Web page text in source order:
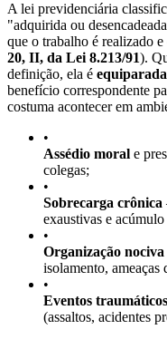
A lei previdenciária
"adquirida ou
que o trabalho é realizado
20, II, da Lei 8.213/91).
definição, ela é
benefício correspondente
costuma acontecer em
•
Assédio moral e
colegas;
•
Sobrecarga crônica
exaustivas e
•
Organização
isolamento, ameaças
•
Eventos traumáticos
(assaltos, acidentes